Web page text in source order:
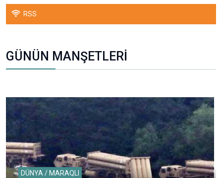
RSS
GÜNÜN MANŞETLERİ
DÜNYA / MARAQLI